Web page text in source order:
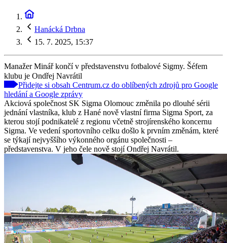
Hanácká Drbna
15. 7. 2025, 15:37
Manažer Minář končí v představenstvu fotbalové Sigmy. Šéfem
klubu je Ondřej Navrátil
Přidejte si obsah Centrum.cz do oblíbených zdrojů pro Google
hledání a Google zprávy
Akciová společnost SK Sigma Olomouc změnila po dlouhé sérii
jednání vlastníka, klub z Hané nově vlastní firma Sigma Sport, za
kterou stojí podnikatelé z regionu včetně strojírenského koncernu
Sigma. Ve vedení sportovního celku došlo k prvním změnám, které
se týkají nejvyššího výkonného orgánu společnosti –
představenstva. V jeho čele nově stojí Ondřej Navrátil.